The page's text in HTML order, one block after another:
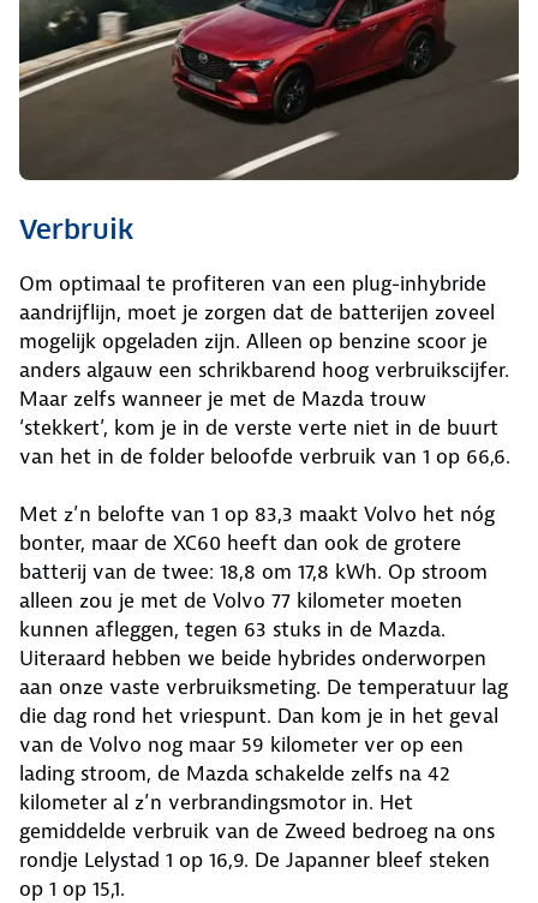
Verbruik
Om optimaal te profiteren van een plug-inhybride
aandrijflijn, moet je zorgen dat de batterijen zoveel
mogelijk opgeladen zijn. Alleen op benzine scoor je
anders algauw een schrikbarend hoog verbruikscijfer.
Maar zelfs wanneer je met de Mazda trouw
‘stekkert’, kom je in de verste verte niet in de buurt
van het in de folder beloofde verbruik van 1 op 66,6.
Met z’n belofte van 1 op 83,3 maakt Volvo het nóg
bonter, maar de XC60 heeft dan ook de grotere
batterij van de twee: 18,8 om 17,8 kWh. Op stroom
alleen zou je met de Volvo 77 kilometer moeten
kunnen afleggen, tegen 63 stuks in de Mazda.
Uiteraard hebben we beide hybrides onderworpen
aan onze vaste verbruiksmeting. De temperatuur lag
die dag rond het vriespunt. Dan kom je in het geval
van de Volvo nog maar 59 kilometer ver op een
lading stroom, de Mazda schakelde zelfs na 42
kilometer al z’n verbrandingsmotor in. Het
gemiddelde verbruik van de Zweed bedroeg na ons
rondje Lelystad 1 op 16,9. De Japanner bleef steken
op 1 op 15,1.